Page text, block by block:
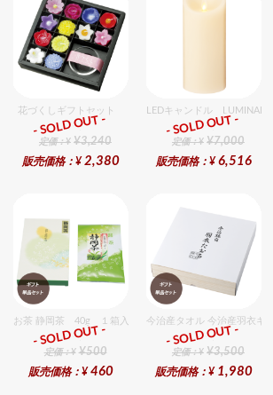
花づくしギフトセット
ギフト
定価：¥ ¥3,240
販売価格：¥ 2,380
- SOLD OUT -
LEDキャンドル
ギフト
定価：¥ ¥7,000
販売価格：¥ 6,516
- SOLD OUT -
ーギフトセット
お茶 静岡茶 40g １箱入セット
ギフト
定価：¥ ¥500
販売価格：¥ 460
- SOLD OUT -
今治産タオル 今治産羽衣
ギフト
定価：¥ ¥3,500
販売価格：¥ 1,980
- SOLD OUT -